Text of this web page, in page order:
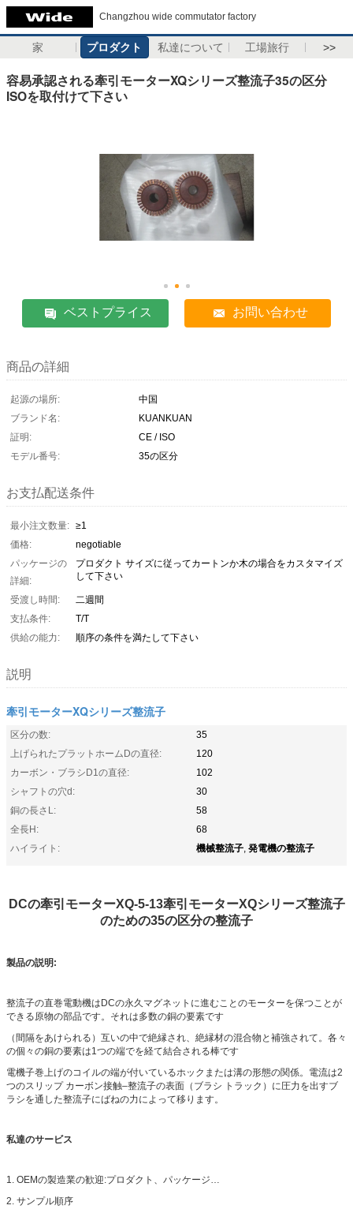
Changzhou wide commutator factory
家 プロダクト 私達について 工場旅行 >>
容易承認される牽引モーターXQシリーズ整流子35の区分
ISOを取付けて下さい
ベストプライス お問い合わせ
商品の詳細
起源の場所:
中国
ブランド名:
KUANKUAN
証明:
CE / ISO
モデル番号:
35の区分
お支払配送条件
最小注文数量: ≥1
価格:
negotiable
パッケージの
詳細:
プロダクト サイズに従ってカートンか木の場合をカスタマイズ
して下さい
受渡し時間:
二週間
支払条件:
T/T
供給の能力:
順序の条件を満たして下さい
説明
牽引モーターXQシリーズ整流子
区分の数:
35
上げられたプラットホームDの直径:
120
カーボン・ブラシD1の直径:
102
シャフトの穴d:
30
銅の長さL:
58
全長H:
68
ハイライト:
機械整流子, 発電機の整流子
DCの牽引モーターXQ-5-13牽引モーターXQシリーズ整流子
のための35の区分の整流子
製品の説明:
整流子の直巻電動機はDCの永久マグネットに進むことのモーターを保つことが
できる原物の部品です。それは多数の銅の要素です
（間隔をあけられる）互いの中で絶縁され、絶縁材の混合物と補強されて。各々
の個々の銅の要素は1つの端でを経て結合される棒です
電機子巻上げのコイルの端が付いているホックまたは溝の形態の関係。電流は2
つのスリップ カーボン接触–整流子の表面（ブラシ トラック）に圧力を出すブ
ラシを通した整流子にばねの力によって移ります。
私達のサービス
1. OEMの製造業の歓迎:プロダクト、パッケージ…
2. サンプル順序